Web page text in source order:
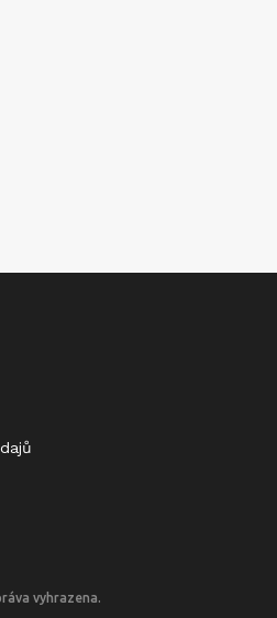
vyhrazena.